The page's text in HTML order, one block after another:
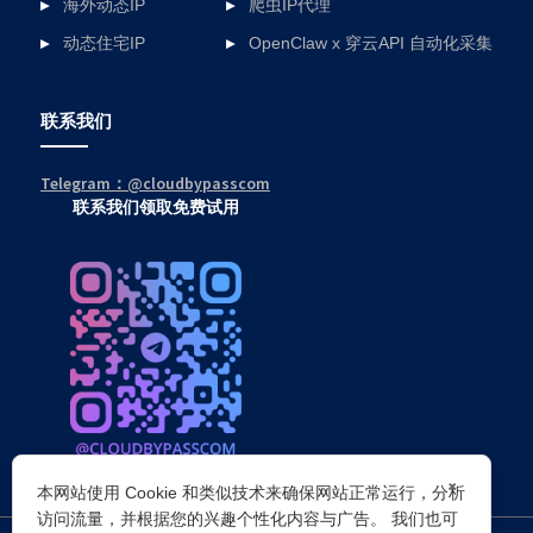
海外动态IP
动态住宅IP
爬虫IP代理
OpenClaw x 穿云API 自动化采集
联系我们
Telegram：@cloudbypasscom
联系我们领取免费试用
×
本网站使用 Cookie 和类似技术来确保网站正常运行，分析
访问流量，并根据您的兴趣个性化内容与广告。 我们也可